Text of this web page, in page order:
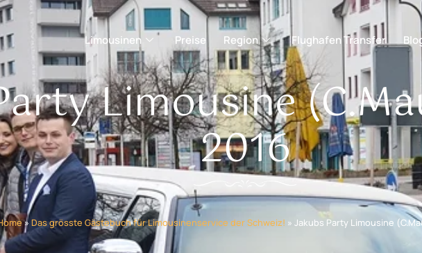
Limousinen Preise Region Flughafen Transfer
Limousine
2016
»Das grösste Gästebuch für Limousinenservice der Schweiz! » Jakubs Party Limousine